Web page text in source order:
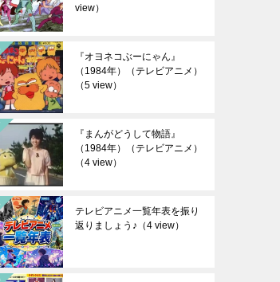
view）
『オヨネコぶーにゃん』
（1984年）（テレビアニメ）
（5 view）
『まんがどうして物語』
（1984年）（テレビアニメ）
（4 view）
テレビアニメ一覧年表を振り
返りましょう♪ （4 view）